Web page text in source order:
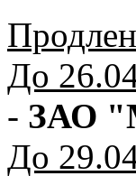
До
- ЗАО
До